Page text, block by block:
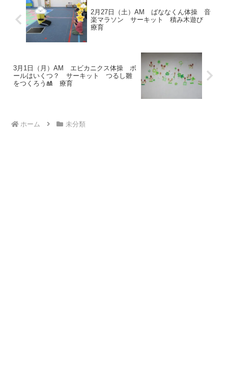
2月27日（土）AM ばななくん体操 音
楽マラソン サーキット 積み木遊び
療育
3月1日（月）AM エビカニクス体操 ボ
ールはいくつ？ サーキット つるし雛
をつくろう🎎 療育
ホーム 未分類